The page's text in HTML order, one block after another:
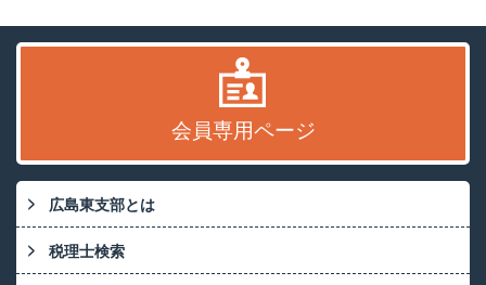
会員専用ページ
広島東支部とは
税理士検索